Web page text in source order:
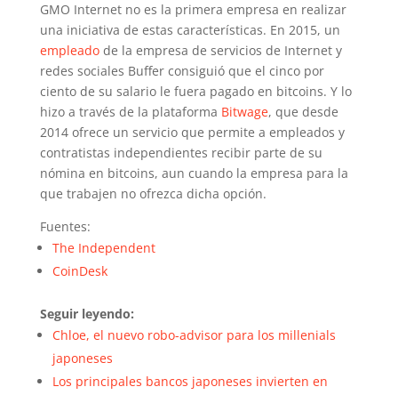
GMO Internet no es la primera empresa en realizar
una iniciativa de estas características. En 2015, un
empleadode la empresa de servicios de Internet y
redes sociales Buffer consiguió que el cinco por
ciento de su salario le fuera pagado en bitcoins. Y lo
hizo a través de la plataforma Bitwage, que desde
2014 ofrece un servicio que permite a empleados y
contratistas independientes recibir parte de su
nómina en bitcoins, aun cuando la empresa para la
que trabajen no ofrezca dicha opción.
Fuentes:
The Independent
CoinDesk
Seguir leyendo:
Chloe, el nuevo robo-advisor para los millenials
japoneses
Los principales bancos japoneses invierten en